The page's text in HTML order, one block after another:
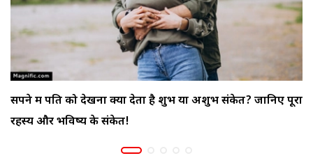
सपने में पति को देखना क्या देता है शुभ या अशुभ संकेत? जानिए पूरा
रहस्य और भविष्य के संकेत!